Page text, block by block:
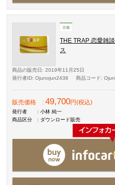
THE TRAP 恋愛雑
ス
商品の販売日 : 2019年11月25日
発行者ID: Ojunojun2438 商品コード:
販売価格 :49,700円(税込)
発行者
: 小林 純一
商品区分
: ダウンロード販売